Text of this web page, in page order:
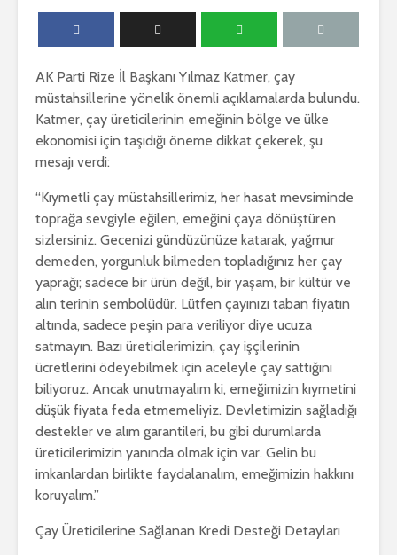
AK Parti Rize İl Başkanı Yılmaz Katmer, çay
müstahsillerine yönelik önemli açıklamalarda bulundu.
Katmer, çay üreticilerinin emeğinin bölge ve ülke
ekonomisi için taşıdığı öneme dikkat çekerek, şu
mesajı verdi:
“Kıymetli çay müstahsillerimiz, her hasat mevsiminde
toprağa sevgiyle eğilen, emeğini çaya dönüştüren
sizlersiniz. Gecenizi gündüzünüze katarak, yağmur
demeden, yorgunluk bilmeden topladığınız her çay
yaprağı; sadece bir ürün değil, bir yaşam, bir kültür ve
alın terinin sembolüdür. Lütfen çayınızı taban fiyatın
altında, sadece peşin para veriliyor diye ucuza
satmayın. Bazı üreticilerimizin, çay işçilerinin
ücretlerini ödeyebilmek için aceleyle çay sattığını
biliyoruz. Ancak unutmayalım ki, emeğimizin kıymetini
düşük fiyata feda etmemeliyiz. Devletimizin sağladığı
destekler ve alım garantileri, bu gibi durumlarda
üreticilerimizin yanında olmak için var. Gelin bu
imkanlardan birlikte faydalanalım, emeğimizin hakkını
koruyalım.”
Çay Üreticilerine Sağlanan Kredi Desteği Detayları